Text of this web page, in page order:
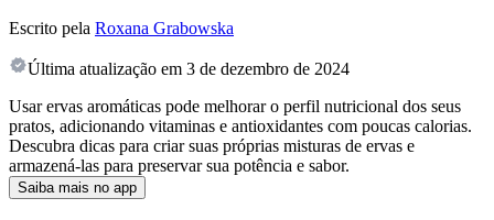
Escrito pela Roxana Grabowska
Última atualização em 3 de dezembro de 2024
Usar ervas aromáticas pode melhorar o perfil nutricional dos seus
pratos, adicionando vitaminas e antioxidantes com poucas calorias.
Descubra dicas para criar suas próprias misturas de ervas e
armazená-las para preservar sua potência e sabor.
Saiba mais no app